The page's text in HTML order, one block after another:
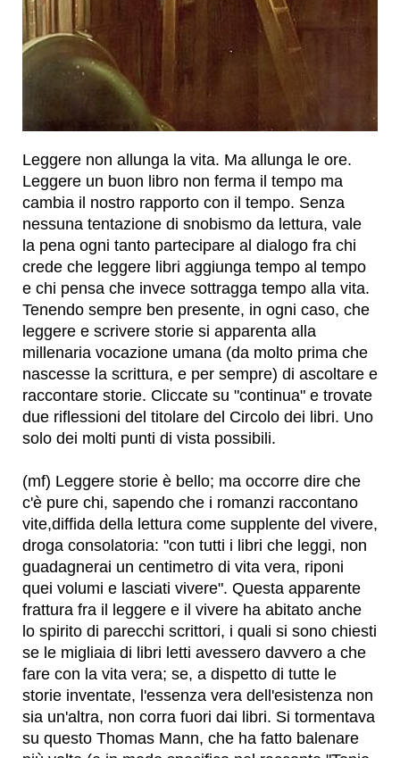
Leggere non allunga la vita. Ma allunga le ore.
Leggere un buon libro non ferma il tempo ma
cambia il nostro rapporto con il tempo. Senza
nessuna tentazione di snobismo da lettura, vale
la pena ogni tanto partecipare al dialogo fra chi
crede che leggere libri aggiunga tempo al tempo
e chi pensa che invece sottragga tempo alla vita.
Tenendo sempre ben presente, in ogni caso, che
leggere e scrivere storie si apparenta alla
millenaria vocazione umana (da molto prima che
nascesse la scrittura, e per sempre) di ascoltare e
raccontare storie. Cliccate su "continua" e trovate
due riflessioni del titolare del Circolo dei libri. Uno
solo dei molti punti di vista possibili.
(mf) Leggere storie è bello; ma occorre dire che
c'è pure chi, sapendo che i romanzi raccontano
vite,diffida della lettura come supplente del vivere,
droga consolatoria: "con tutti i libri che leggi, non
guadagnerai un centimetro di vita vera, riponi
quei volumi e lasciati vivere". Questa apparente
frattura fra il leggere e il vivere ha abitato anche
lo spirito di parecchi scrittori, i quali si sono chiesti
se le migliaia di libri letti avessero davvero a che
fare con la vita vera; se, a dispetto di tutte le
storie inventate, l'essenza vera dell'esistenza non
sia un'altra, non corra fuori dai libri. Si tormentava
su questo Thomas Mann, che ha fatto balenare